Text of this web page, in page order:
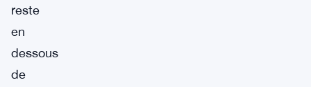
reste
en
dessous
de